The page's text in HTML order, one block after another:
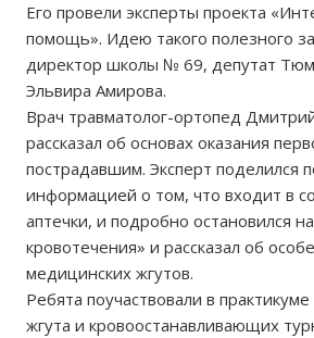
Его провели эксперты проекта
помощь». Идею такого полезного
директор школы № 69, депутат
Эльвира Амирова.
Врач травматолог-ортопед
рассказал об основах оказания
пострадавшим. Эксперт поделился
информацией о том, что входит в
аптечки, и подробно остановился
кровотечения» и рассказал об
медицинских жгутов.
Ребята поучаствовали в
жгута и кровоостанавливающих